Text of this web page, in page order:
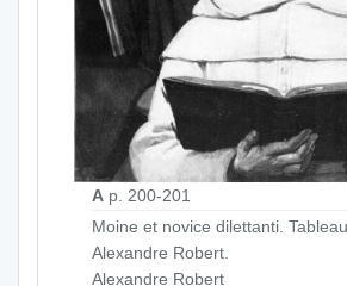
A p. 200-201
Moine et novice dilettanti.
Alexandre Robert.
Alexandre Robert